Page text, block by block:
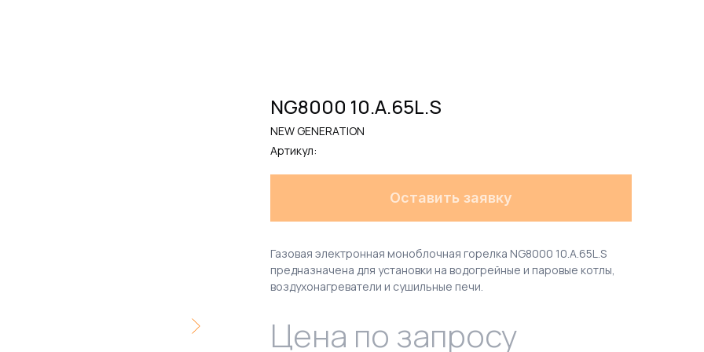
NG8000 10.A.65L.S
NEW GENERATION
Артикул:
Оставить заявку
Газовая электронная моноблочная горелка NG8000 10.A.65L.S
предназначена для установки на водогрейные и паровые котлы,
воздухонагреватели и сушильные печи.
Цена по запросу